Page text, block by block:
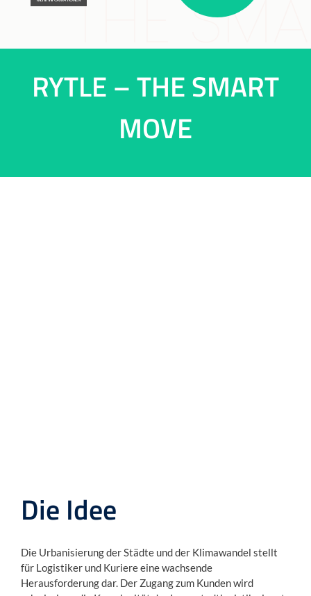
THE
RYTLE – THE SMART
MOVE
Die Idee
Die Urbanisierung der Städte und der Klimawandel stellt
für Logistiker und Kuriere eine wachsende
Herausforderung dar. Der Zugang zum Kunden wird